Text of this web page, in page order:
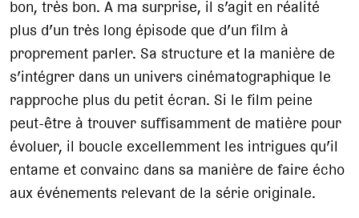
bon, très bon. A ma surprise, il s’agit en réalité
plus d’un très long épisode que d’un film à
proprement parler. Sa structure et la manière de
s’intégrer dans un univers cinématographique le
rapproche plus du petit écran. Si le film peine
peut-être à trouver suffisamment de matière pour
évoluer, il boucle excellemment les intrigues qu’il
entame et convainc dans sa manière de faire écho
aux événements relevant de la série originale.